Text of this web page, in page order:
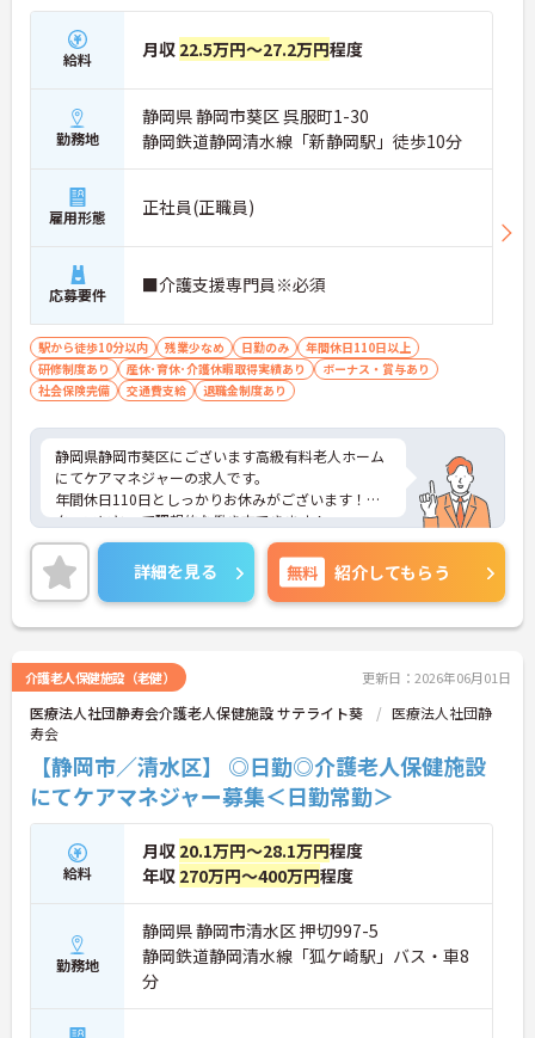
給料 月収 22.5万円～27.2万円程度
勤務地
静岡県 静岡市葵区 呉服町1-30
静岡鉄道静岡清水線「新静岡駅」徒歩10分
雇用形態 正社員(正職員)
応募要件 ■介護支援専門員※必須
駅から徒歩10分以内 残業少なめ 日勤のみ
年間休日110日以上
研修制度あり
産休･育休･介護休暇取得実績あり
ボーナス・賞与あり
社会保険完備
交通費支給 退職金制度あり
静岡県静岡市葵区にございます高級有料老人ホーム
にてケアマネジャーの求人です。
年間休日110日としっかりお休みがございます！ス
タッフにとって理想的な働き方できます！
ご興味をお持ちの方はお気軽にお問合せ下さい
詳細を見る 無料 紹介してもらう
介護老人保健施設（老健） 更新日：2026年06月01日
医療法人社団静寿会介護老人保健施設 サテライト葵
医療法人社団静
寿会
【静岡市／清水区】 ◎日勤◎介護老人保健施設
にてケアマネジャー募集＜日勤常勤＞
給料
月収 20.1万円～28.1万円程度
年収 270万円～400万円程度
勤務地
静岡県 静岡市清水区 押切997-5
静岡鉄道静岡清水線「狐ケ崎駅」バス・車8
分